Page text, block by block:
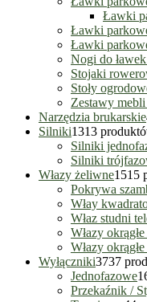
Ławki
Ławki
Ławki
Nogi do
Stojaki
Stoły
Zestawy
Narzędzia brukarskie
Silniki1313
Silniki
Silniki
Włazy żeliwne1515
Pokrywa
Włay
Właz studni
Włazy
Włazy
Wyłączniki3737
Jednofazowe
Przekaźnik /